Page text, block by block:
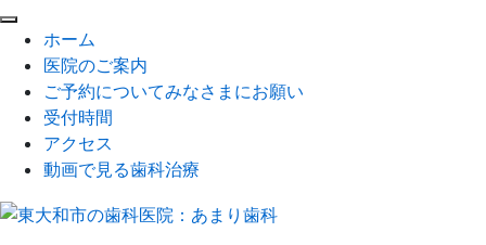
ホーム
医院のご案内
ご予約についてみなさまにお願い
受付時間
アクセス
動画で見る歯科治療